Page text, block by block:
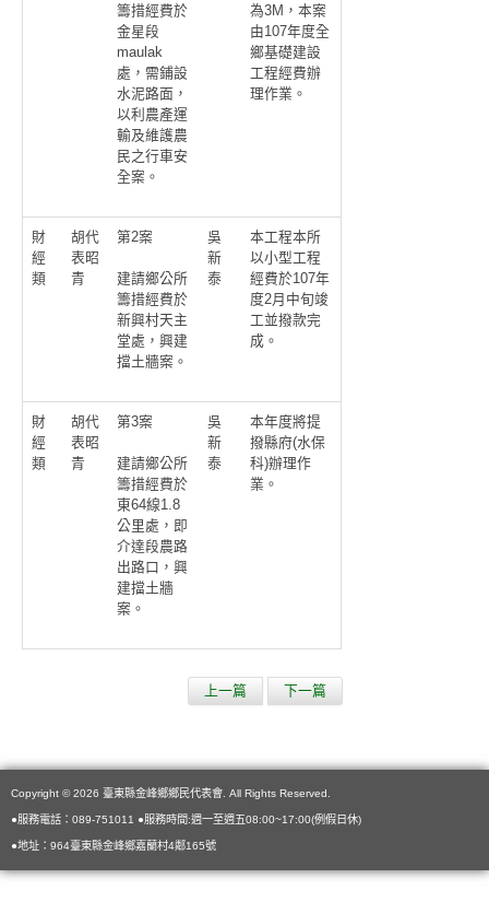
籌措經費於
金星段
maulak
處，需鋪設
水泥路面，
以利農產運
輸及維護農
民之行車安
全案。
為3M，本案
由107年度全
鄉基礎建設
工程經費辦
理作業。
財
經
類
胡代
表昭
青
第2案
建請鄉公所
籌措經費於
新興村天主
堂處，興建
擋土牆案。
吳
新
泰
本工程本所
以小型工程
經費於107年
度2月中旬竣
工並撥款完
成。
財
經
類
胡代
表昭
青
第3案
建請鄉公所
籌措經費於
東64線1.8
公里處，即
介達段農路
出路口，興
建擋土牆
案。
吳
新
泰
本年度將提
撥縣府(水保
科)辦理作
業。
上一篇 下一篇
Copyright © 2026 臺東縣金峰鄉鄉民代表會. All Rights Reserved.
●服務電話：089-751011 ●服務時間:週一至週五08:00~17:00(例假日休)
●地址：964臺東縣金峰鄉嘉蘭村4鄰165號